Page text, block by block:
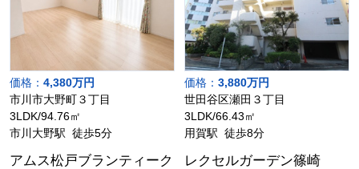
価格： 4,380万円
市川市大野町３丁目
3LDK/94.76㎡
市川大野駅 徒歩5分
価格： 3,880万円
世田谷区瀬田３丁目
3LDK/66.43㎡
用賀駅 徒歩8分
アムス松戸ブランティーク レクセルガーデン篠崎